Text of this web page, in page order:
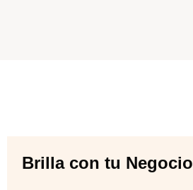
Brilla con tu Negocio